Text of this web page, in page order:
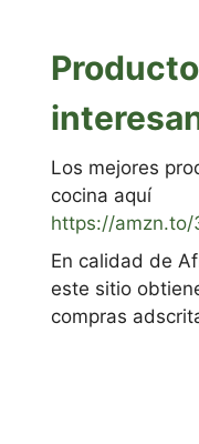
Los mejores
cocina aquí
https://
En calidad de
este sitio
compras